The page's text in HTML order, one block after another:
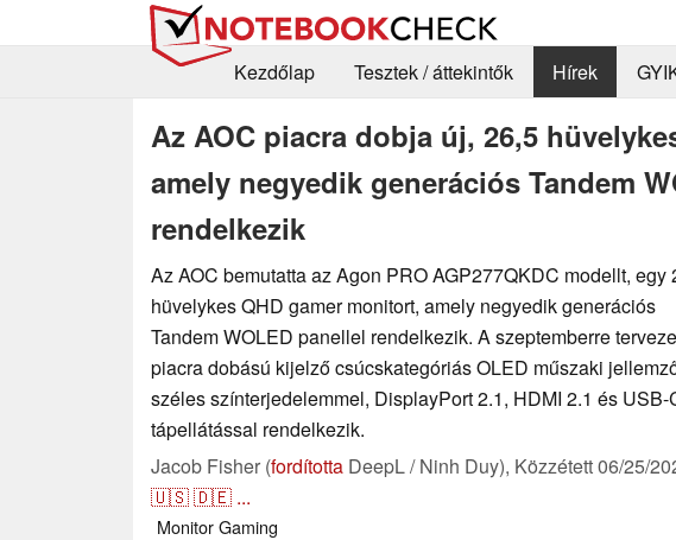
Kezdőlap
Tesztek / áttekintők Hírek
Az AOC piacra dobja új, 26,5
amely negyedik generációs Tandem
rendelkezik
Az AOC bemutatta az Agon PRO AGP277QKDC modellt, egy
hüvelykes QHD gamer monitort, amely negyedik generációs
Tandem WOLED panellel rendelkezik. A szeptemberre
piacra dobású kijelző csúcskategóriás OLED műszaki
széles színterjedelemmel, DisplayPort 2.1, HDMI 2.1 és USB-
tápellátással rendelkezik.
Jacob Fisher (fordította DeepL / Ninh Duy), Közzétett06/25/
🇺🇸🇩🇪 ...
MonitorGaming